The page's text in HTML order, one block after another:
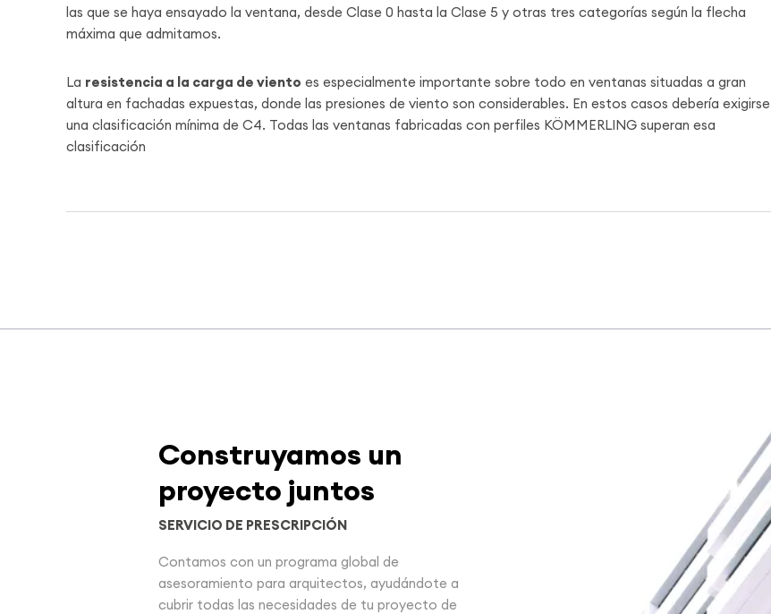
las que se haya ensayado la ventana, desde Clase 0 hasta la Clase 5 y otras tres categorías según la flecha
máxima que admitamos.
La resistencia a la carga de viento es especialmente importante sobre todo en ventanas situadas a gran
altura en fachadas expuestas, donde las presiones de viento son considerables. En estos casos debería exigirse
una clasificación mínima de C4. Todas las ventanas fabricadas con perfiles KÖMMERLING superan esa
clasificación
Construyamos un
proyecto juntos
SERVICIO DE PRESCRIPCIÓN
Contamos con un programa global de
asesoramiento para arquitectos, ayudándote a
cubrir todas las necesidades de tu proyecto de